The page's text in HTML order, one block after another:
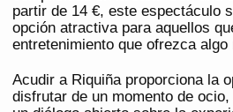
partir de 14 €, este espectáculo
opción atractiva para aquellos
entretenimiento que ofrezca
Acudir a Riquiña proporciona la
disfrutar de un momento de